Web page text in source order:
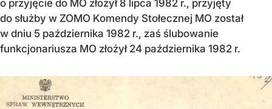
o przyjęcie do MO złożył 8 lipca 1982 r., przyjęty
do służby w ZOMO Komendy Stołecznej MO został
w dniu 5 października 1982 r., zaś ślubowanie
funkcjonariusza MO złożył 24 października 1982 r.